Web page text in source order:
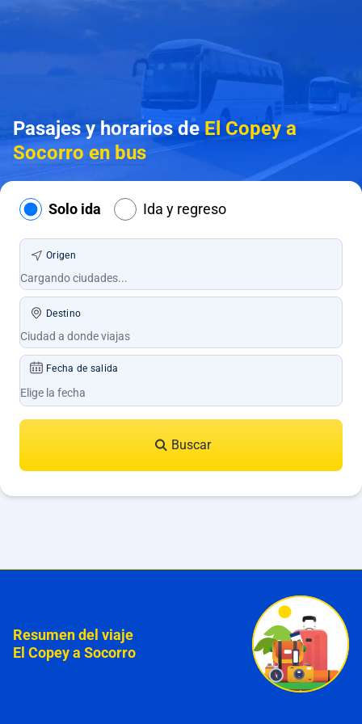
Pasajes y horarios deEl Copey a
Socorro en bus
Solo ida Ida y regreso
Origen
Destino
Fecha de salida
Buscar
Resumen del viaje
El Copey a Socorro